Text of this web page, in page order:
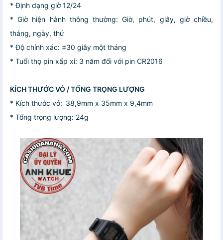
* Định dạng giờ 12/24
* Giờ hiện hành thông thường: Giờ, phút, giây, giờ chiều,
tháng, ngày, thứ
* Độ chính xác: ±30 giây một tháng
* Tuổi thọ pin xấp xỉ: 3 năm đối với pin CR2016
KÍCH THƯỚC VỎ / TỔNG TRỌNG LƯỢNG
* Kích thước vỏ: 38,9mm x 35mm x 9,4mm
* Tổng trọng lượng: 24g